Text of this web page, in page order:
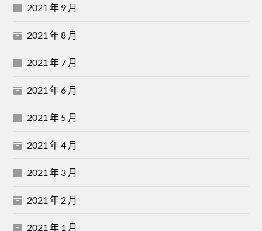
2021 年 9 月
2021 年 8 月
2021 年 7 月
2021 年 6 月
2021 年 5 月
2021 年 4 月
2021 年 3 月
2021 年 2 月
2021 年 1 月